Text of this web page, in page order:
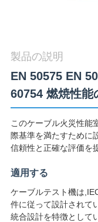
連
絡
し
な
さ
い
ニ
製品の説明
EN 50575 EN
60754 燃焼性能
このケーブル火災性能
際基準を満たすために
信頼性と正確な評価を
適用する
ケーブルテスト機は
件に従って設計されて
統合設計を特徴として